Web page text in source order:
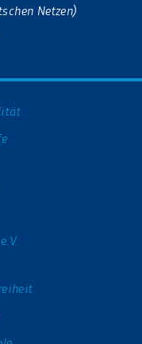
Netzen)